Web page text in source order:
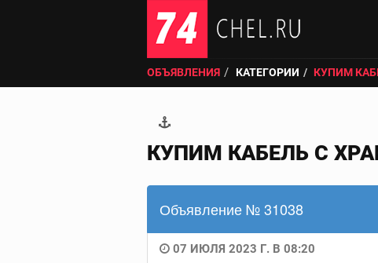
ОБЪЯВЛЕНИЯ КАТЕГОРИИ КУПИМ
КУПИМ КАБЕЛЬ С
Объявление № 31038
07 ИЮЛЯ 2023 Г. В 08:20